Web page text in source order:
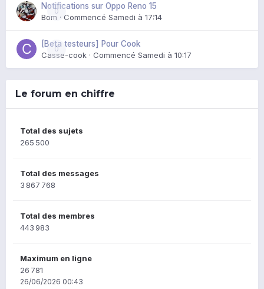
0
Notifications sur Oppo Reno 15
Bom · Commencé Samedi à 17:14
0
[Beta testeurs] Pour Cook
Casse-cook · Commencé Samedi à 10:17
Le forum en chiffre
Total des sujets
265 500
Total des messages
3 867 768
Total des membres
443 983
Maximum en ligne
26 781
26/06/2026 00:43